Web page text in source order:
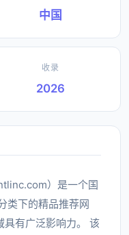
中国
收录
2026
）是一个国
类下的精品推荐网
具有广泛影响力。 该